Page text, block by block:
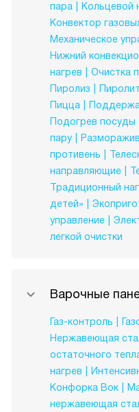
пара
Кольцевой
Конвектор
Механическое
Нижний
нагрев
Очистка
Пиролиз
Пицца
Подогрев посуды
пару
противень
направляющие
Традиционный
детей»
управление
легкой очистки
Варочные
Газ-контроль
Нержавеющая
остаточного
нагрев
Конфорка Вок
нержавеющая